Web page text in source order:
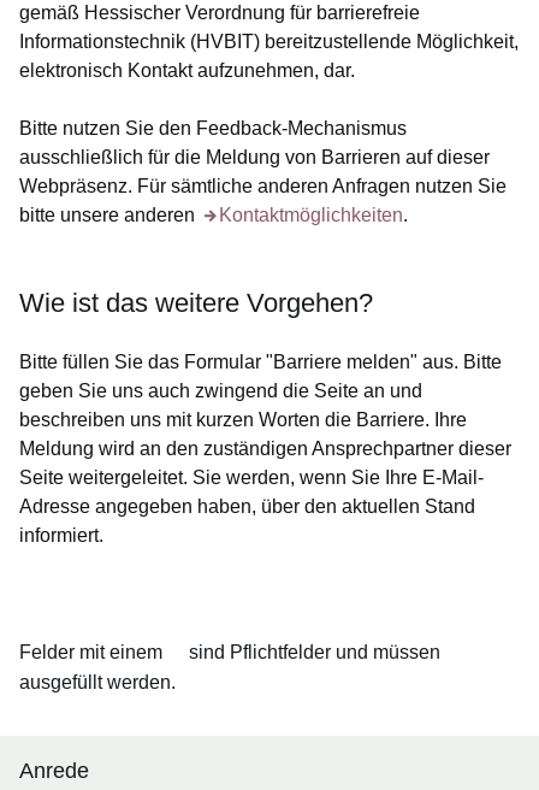
gemäß Hessischer Verordnung für barrierefreie
Informationstechnik (HVBIT) bereitzustellende Möglichkeit,
elektronisch Kontakt aufzunehmen, dar.
Bitte nutzen Sie den Feedback-Mechanismus
ausschließlich für die Meldung von Barrieren auf dieser
Webpräsenz. Für sämtliche anderen Anfragen nutzen Sie
bitte unsere anderen
Kontaktmöglichkeiten
Öffnet sich in einem neuen Fenster
.
Wie ist das weitere Vorgehen?
Bitte füllen Sie das Formular "Barriere melden" aus. Bitte
geben Sie uns auch zwingend die Seite an und
beschreiben uns mit kurzen Worten die Barriere. Ihre
Meldung wird an den zuständigen Ansprechpartner dieser
Seite weitergeleitet. Sie werden, wenn Sie Ihre E-Mail-
Adresse angegeben haben, über den aktuellen Stand
informiert.
Felder mit einem
sind Pflichtfelder und müssen
ausgefüllt werden.
Anrede